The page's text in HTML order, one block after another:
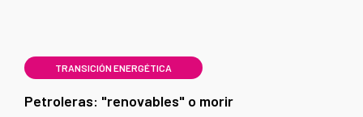
TRANSICIÓN ENERGÉTICA
Petroleras: "renovables" o morir